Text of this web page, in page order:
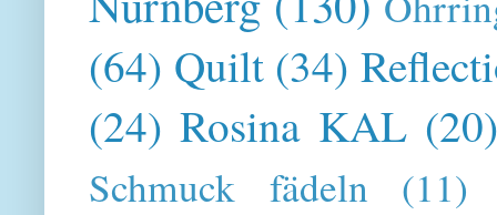
(64) Quilt (34)
(24) Rosina KAL
Schmuck fädeln (11)